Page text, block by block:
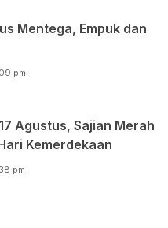
Mentega, Empuk dan
pm
Agustus, Sajian Merah
Kemerdekaan
pm